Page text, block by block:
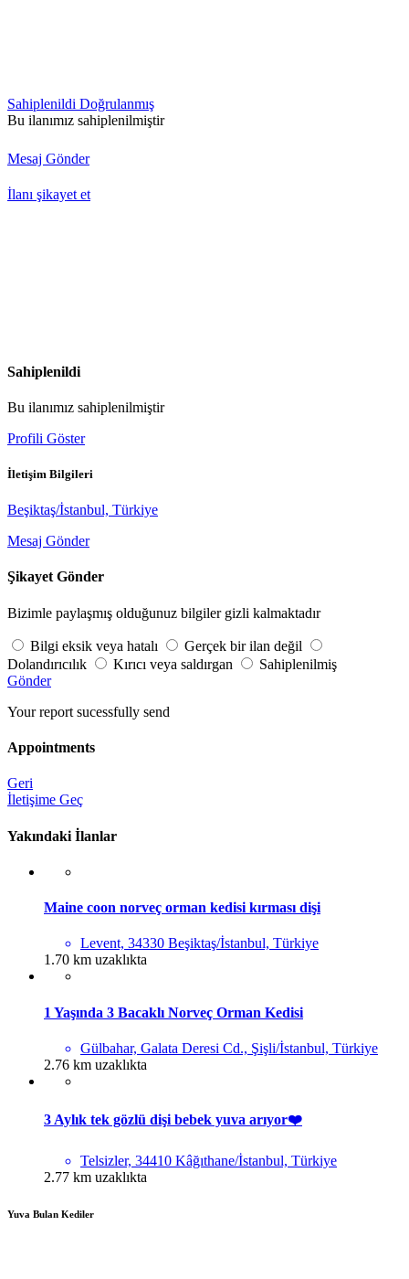
Sahiplenildi Doğrulanmış
Bu ilanımız sahiplenilmiştir
Mesaj Gönder
İlanı şikayet et
Sahiplenildi
Bu ilanımız sahiplenilmiştir
Profili Göster
İletişim Bilgileri
Beşiktaş/İstanbul, Türkiye
Mesaj Gönder
Şikayet Gönder
Bizimle paylaşmış olduğunuz bilgiler gizli kalmaktadır
Bilgi eksik veya hatalı
Gerçek bir ilan değil
Dolandırıcılık
Kırıcı veya saldırgan
Sahiplenilmiş
Gönder
Your report sucessfully send
Appointments
Geri
İletişime Geç
Yakındaki İlanlar
Maine coon norveç orman kedisi kırması dişi
Levent, 34330 Beşiktaş/İstanbul, Türkiye
1.70 km uzaklıkta
1 Yaşında 3 Bacaklı Norveç Orman Kedisi
Gülbahar, Galata Deresi Cd., Şişli/İstanbul, Türkiye
2.76 km uzaklıkta
3 Aylık tek gözlü dişi bebek yuva arıyor❤️
Telsizler, 34410 Kâğıthane/İstanbul, Türkiye
2.77 km uzaklıkta
Yuva Bulan Kediler